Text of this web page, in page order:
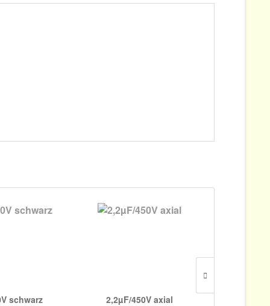
schwarz 2,2µF/450V axial